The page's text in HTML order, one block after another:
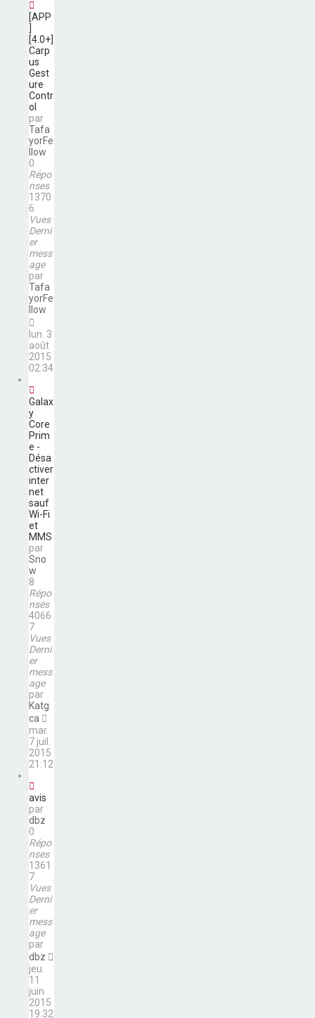
[APP
[4.0+]
Carp
us
Gest
ure
Contr
ol
par
Tafa
yorFe
llow
0
Répo
nses
1370
6
Vues
Derni
er
mess
age
par
Tafa
yorFe
llow
lun. 3
août
2015
02:34
Galax
y
Core
Prim
e -
Désa
ctiver
inter
net
sauf
Wi-Fi
et
MMS
par
Sno
w
8
Répo
nses
4066
7
Vues
Derni
er
mess
age
par
Katg
ca
mar.
7 juil.
2015
21:12
avis
par
dbz
0
Répo
nses
1361
7
Vues
Derni
er
mess
age
par
dbz
jeu.
11
juin
2015
19:32